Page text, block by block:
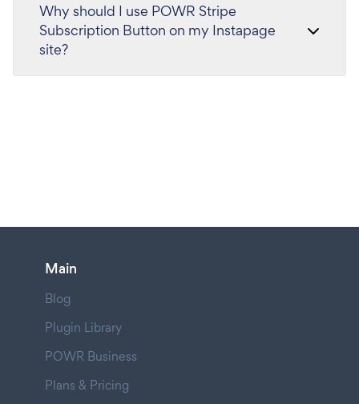
Why should I use POWR Stripe
Subscription Button on my Instapage
site?
Main
Blog
Plugin Library
POWR Business
Plans & Pricing